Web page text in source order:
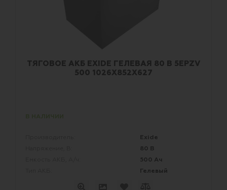
ТЯГОВОЕ АКБ EXIDE ГЕЛЕВАЯ 80 В 5EPZV
500 1026X852X627
Exide
80 В
500 Ач
Гелевый